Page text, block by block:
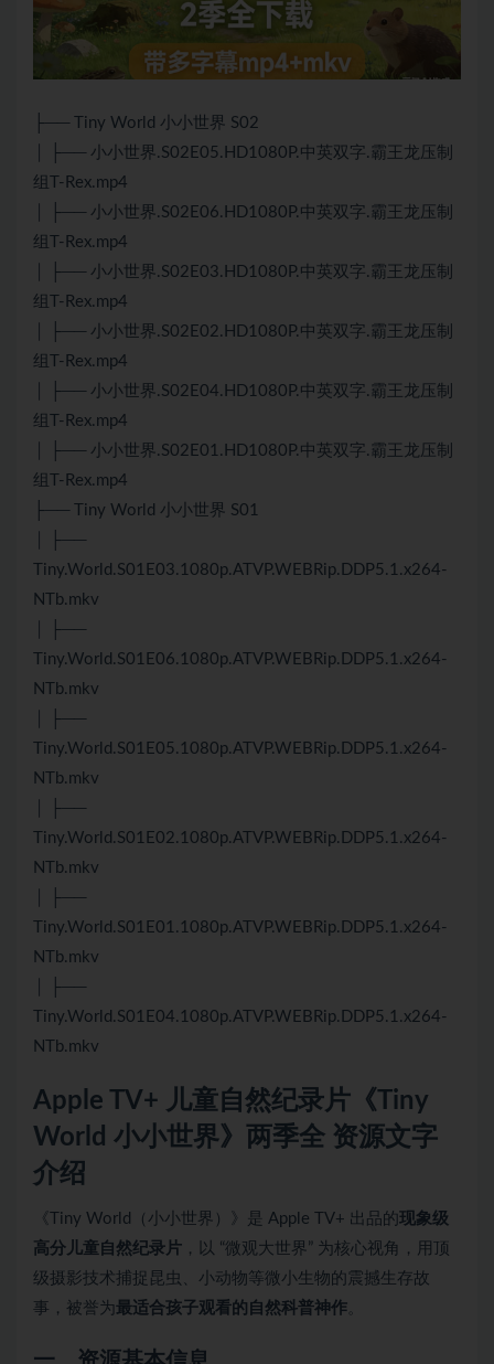
├── Tiny World 小小世界 S02
│ ├── 小小世界.S02E05.HD1080P.中英双字.霸王龙压制
组T-Rex.mp4
│ ├── 小小世界.S02E06.HD1080P.中英双字.霸王龙压制
组T-Rex.mp4
│ ├── 小小世界.S02E03.HD1080P.中英双字.霸王龙压制
组T-Rex.mp4
│ ├── 小小世界.S02E02.HD1080P.中英双字.霸王龙压制
组T-Rex.mp4
│ ├── 小小世界.S02E04.HD1080P.中英双字.霸王龙压制
组T-Rex.mp4
│ ├── 小小世界.S02E01.HD1080P.中英双字.霸王龙压制
组T-Rex.mp4
├── Tiny World 小小世界 S01
│ ├──
Tiny.World.S01E03.1080p.ATVP.WEBRip.DDP5.1.x264-
NTb.mkv
│ ├──
Tiny.World.S01E06.1080p.ATVP.WEBRip.DDP5.1.x264-
NTb.mkv
│ ├──
Tiny.World.S01E05.1080p.ATVP.WEBRip.DDP5.1.x264-
NTb.mkv
│ ├──
Tiny.World.S01E02.1080p.ATVP.WEBRip.DDP5.1.x264-
NTb.mkv
│ ├──
Tiny.World.S01E01.1080p.ATVP.WEBRip.DDP5.1.x264-
NTb.mkv
│ ├──
Tiny.World.S01E04.1080p.ATVP.WEBRip.DDP5.1.x264-
NTb.mkv
Apple TV+ 儿童自然纪录片《Tiny
World 小小世界》两季全 资源文字
介绍
《Tiny World（小小世界）》是 Apple TV+ 出品的 现象级
高分儿童自然纪录片 ，以 “微观大世界” 为核心视角，用顶
级摄影技术捕捉昆虫、小动物等微小生物的震撼生存故
事，被誉为最适合孩子观看的自然科普神作